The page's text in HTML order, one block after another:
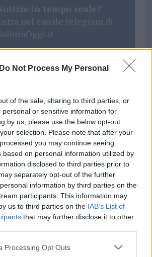
Do Not Process My Personal
of the sale, sharing to third parties, or
personal or sensitive information for
by us, please use the below opt-out
selection. Please note that after your
you may continue seeing
based on personal information utilized by
disclosed to third parties prior to
separately opt-out of the further
information by third parties on the
participants. This information may
us to third parties on the IAB’s List of
that may further disclose it to other
website/app uses one or more Google
Processing Opt Outs
in tempo reale?
nel canale telegram di
tuoi video e le tue foto
WhatsApp al numero +39
356 7512
le nostre ultime news
Google News